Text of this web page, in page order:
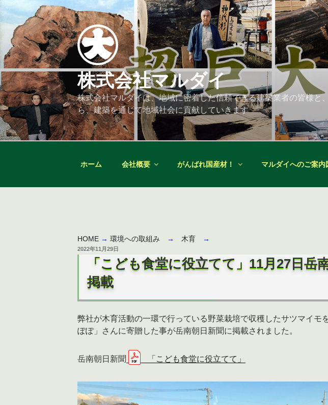
コ
ン
ツ
へ
ス
キ
ッ
プ
株式会社マルダイ
株式会社マルダイは、地域に密着した信頼できる建築業者の皆様
ら、建築を通じて地域社会に貢献していきます
ホーム 会社概要 がんばれ国産材！ マルダイへのご案内
HOME → 環境への取組み → 木育 →
投
稿
2022年11月29日
「こども食堂に役立てて」11月27日岳
掲載
弊社が木育活動の一環で行っている野菜栽培で収穫したサツマイモ
ぽぽ」さんに寄贈した事が岳南朝日新聞に掲載されました。
岳南朝日新聞 「こども食堂に役立てて」